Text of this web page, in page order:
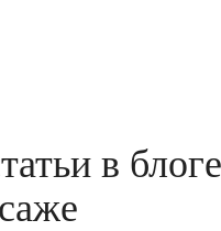
в блоге